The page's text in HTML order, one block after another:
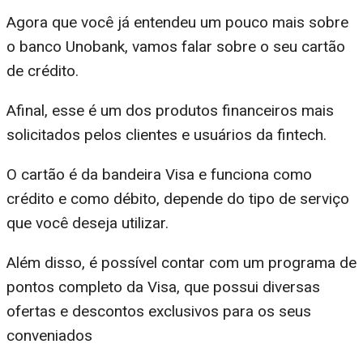
Agora que você já entendeu um pouco mais sobre
o banco Unobank, vamos falar sobre o seu cartão
de crédito.
Afinal, esse é um dos produtos financeiros mais
solicitados pelos clientes e usuários da fintech.
O cartão é da bandeira Visa e funciona como
crédito e como débito, depende do tipo de serviço
que você deseja utilizar.
Além disso, é possível contar com um programa de
pontos completo da Visa, que possui diversas
ofertas e descontos exclusivos para os seus
conveniados